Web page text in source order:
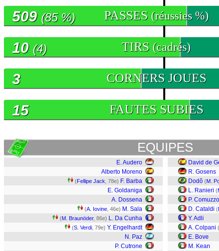
PASSES (réussies %)
509 (85 %)
TIRS (cadrés)
10 (4)
CORNERS JOUES
3
FAUTES SUBIES
15
EQUIPES
E. Audero
Alberto Moreno
(Fellipe Jack , 78e) F. Barba
E. Goldaniga
A. Dossena
(A. Iovine , 46e) M. Sala
(M. Braunöder, 86e) L. Da Cunha
(S. Verdi , 79e) Y. Engelhardt
N. Paz
P. Cutrone
David de
R. Gosens
Dodô (M.
L. Ranieri (
P. Comuzzo
D. Cataldi (
Y. Adli
A. Colpani (
E. Bove
M. Kean